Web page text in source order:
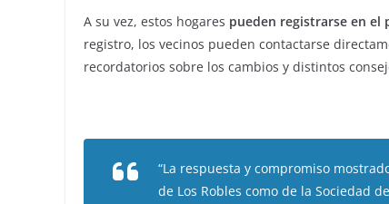
A su vez, estos hogares pueden registrarse en el
registro, los vecinos pueden contactarse
recordatorios sobre los cambios y distintos
“La respuesta y compromiso
de Los Robles como de la Sociedad